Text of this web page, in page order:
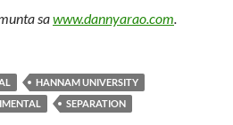
sawww.dannyarao.com.
HANNAM UNIVERSITY
SEPARATION